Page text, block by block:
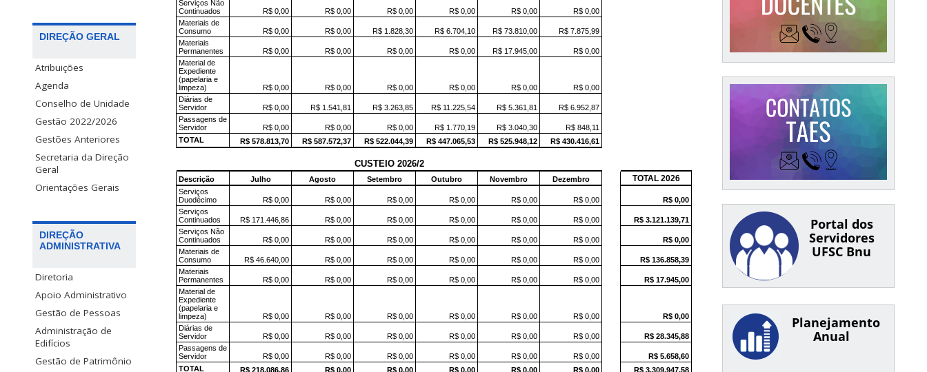
DIREÇÃO GERAL
Atribuições
Agenda
Conselho de Unidade
Gestão 2022/2026
Gestões Anteriores
Secretaria da Direção
Geral
Orientações Gerais
DIREÇÃO
ADMINISTRATIVA
Diretoria
Apoio Administrativo
Gestão de Pessoas
Administração de
Edifícios
Gestão de Patrimônio
Portal dos
Servidores
UFSC Bnu
Planejamento
Anual